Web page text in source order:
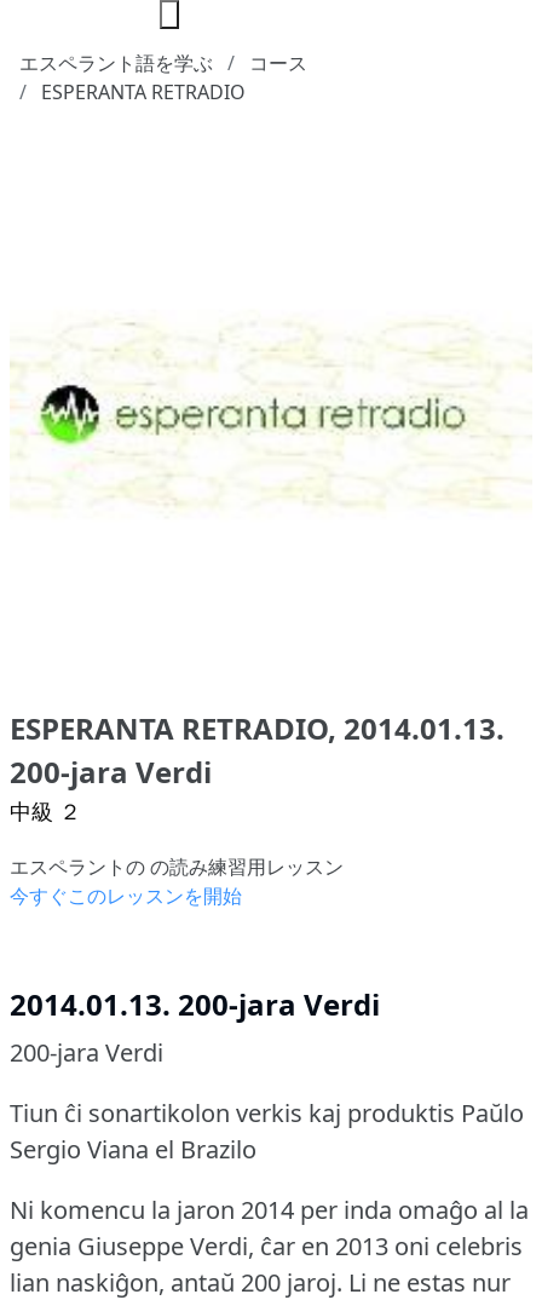
エスペラント語を学ぶ
コース
ESPERANTA RETRADIO
ESPERANTA RETRADIO, 2014.01.13.
200-jara Verdi
中級 ２
エスペラントの の読み練習用レッスン
今すぐこのレッスンを開始
2014.01.13. 200-jara Verdi
200-jara Verdi
Tiun ĉi sonartikolon verkis kaj produktis Paŭlo
Sergio Viana el Brazilo
Ni komencu la jaron 2014 per inda omaĝo al la
genia Giuseppe Verdi, ĉar en 2013 oni celebris
lian naskiĝon, antaŭ 200 jaroj. Li ne estas nur